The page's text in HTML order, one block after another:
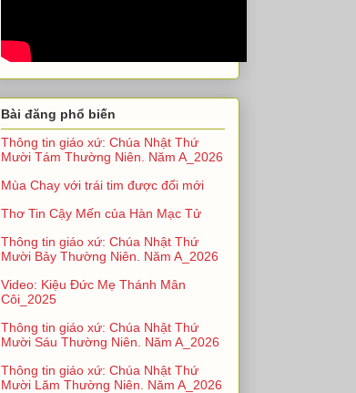
Bài đăng phổ biến
Thông tin giáo xứ: Chúa Nhật Thứ
Mười Tám Thường Niên. Năm A_2026
Mùa Chay với trái tim được đổi mới
Thơ Tin Cậy Mến của Hàn Mạc Tử
Thông tin giáo xứ: Chúa Nhật Thứ
Mười Bảy Thường Niên. Năm A_2026
Video: Kiệu Đức Mẹ Thánh Mân
Côi_2025
Thông tin giáo xứ: Chúa Nhật Thứ
Mười Sáu Thường Niên. Năm A_2026
Thông tin giáo xứ: Chúa Nhật Thứ
Mười Lăm Thường Niên. Năm A_2026